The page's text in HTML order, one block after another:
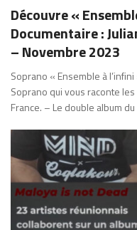
Découvre «
Documentaire :
– Novembre 2023
Soprano « Ensemble à
Soprano qui vous raconte
France. – Le double album